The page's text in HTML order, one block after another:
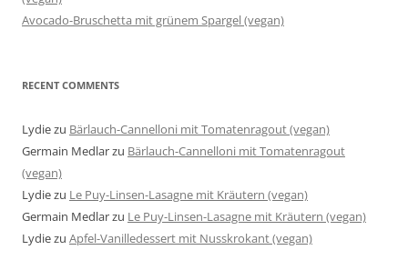
Avocado-Bruschetta mit grünem Spargel (vegan)
RECENT COMMENTS
Lydiezu Bärlauch-Cannelloni mit Tomatenragout (vegan)
Germain Medlarzu Bärlauch-Cannelloni mit Tomatenragout
(vegan)
Lydiezu Le Puy-Linsen-Lasagne mit Kräutern (vegan)
Germain Medlarzu Le Puy-Linsen-Lasagne mit Kräutern (vegan)
Lydiezu Apfel-Vanilledessert mit Nusskrokant (vegan)